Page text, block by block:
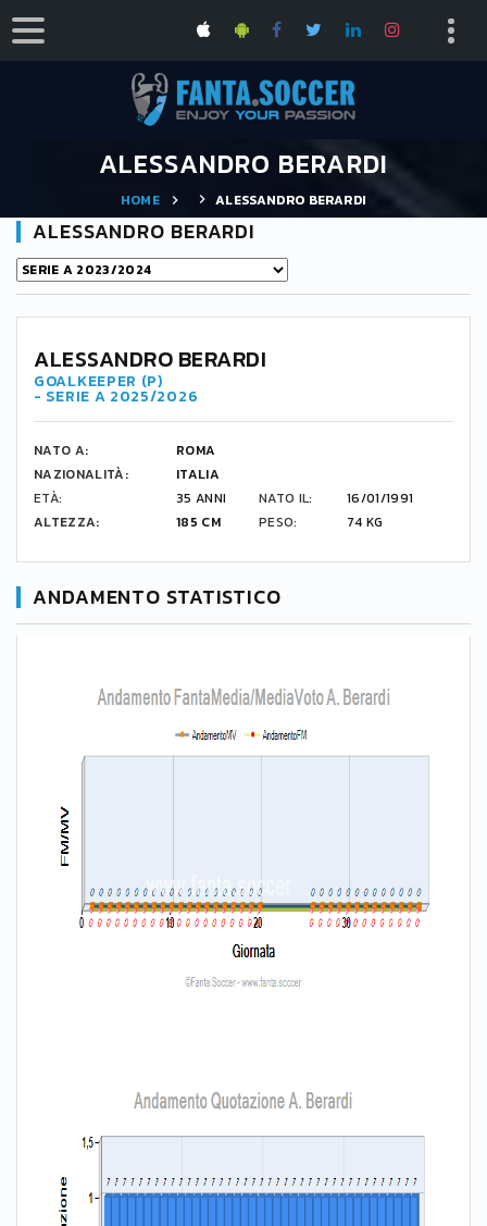
ALESSANDRO BERARDI
HOME ALESSANDRO BERARDI
ALESSANDRO BERARDI
ALESSANDRO BERARDI
GOALKEEPER (P)
- SERIE A 2025/2026
NATO A:
ROMA
NAZIONALITÀ:
ITALIA
ETÀ:
35 ANNI NATO IL:
16/01/1991
ALTEZZA:
185 CM PESO: 74 KG
ANDAMENTO STATISTICO